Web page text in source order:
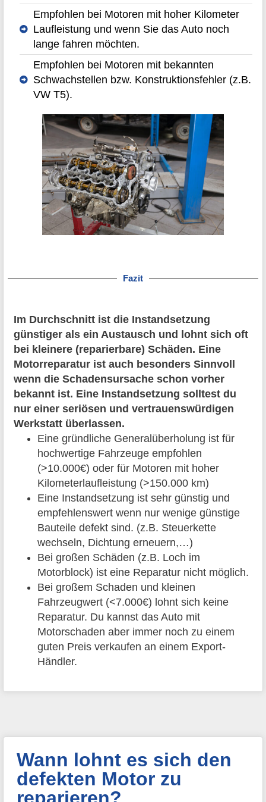
Empfohlen bei Motoren mit hoher Kilometer
Laufleistung und wenn Sie das Auto noch
lange fahren möchten.
Empfohlen bei Motoren mit bekannten
Schwachstellen bzw. Konstruktionsfehler (z.B.
VW T5).
Fazit
Im Durchschnitt ist die Instandsetzung
günstiger als ein Austausch und lohnt sich oft
bei kleinere (reparierbare) Schäden. Eine
Motorreparatur ist auch besonders Sinnvoll
wenn die Schadensursache schon vorher
bekannt ist. Eine Instandsetzung solltest du
nur einer seriösen und vertrauenswürdigen
Werkstatt überlassen.
Eine gründliche Generalüberholung ist für
hochwertige Fahrzeuge empfohlen
(>10.000€) oder für Motoren mit hoher
Kilometerlaufleistung (>150.000 km)
Eine Instandsetzung ist sehr günstig und
empfehlenswert wenn nur wenige günstige
Bauteile defekt sind. (z.B. Steuerkette
wechseln, Dichtung erneuern,…)
Bei großen Schäden (z.B. Loch im
Motorblock) ist eine Reparatur nicht möglich.
Bei großem Schaden und kleinen
Fahrzeugwert (<7.000€) lohnt sich keine
Reparatur. Du kannst das Auto mit
Motorschaden aber immer noch zu einem
guten Preis verkaufen an einem Export-
Händler.
Wann lohnt es sich den
defekten Motor zu